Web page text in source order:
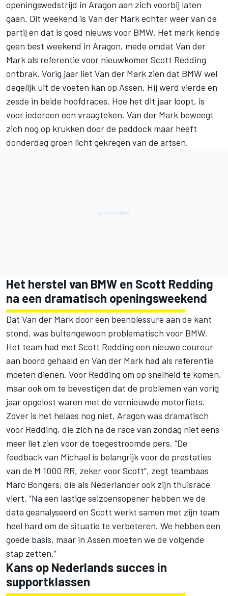
openingswedstrijd in Aragon aan zich voorbij laten
gaan. Dit weekend is Van der Mark echter weer van de
partij en dat is goed nieuws voor BMW. Het merk kende
geen best weekend in Aragon, mede omdat Van der
Mark als referentie voor nieuwkomerScott Redding
ontbrak. Vorig jaar liet Van der Mark zien dat BMW wel
degelijk uit de voeten kan op Assen. Hij werd vierde en
zesde in beide hoofdraces. Hoe het dit jaar loopt, is
voor iedereen een vraagteken. Van der Mark beweegt
zich nog op krukken door de paddock maar heeft
donderdag groen licht gekregen van de artsen.
Het herstel van BMW en Scott Redding
na een dramatisch openingsweekend
Dat Van der Mark door een beenblessure aan de kant
stond, was buitengewoon problematisch voor BMW.
Het team had met Scott Redding een nieuwe coureur
aan boord gehaald en Van der Mark had als referentie
moeten dienen. Voor Redding om op snelheid te komen,
maar ook om te bevestigen dat de problemen van vorig
jaar opgelost waren met de vernieuwde motorfiets.
Zover is het helaas nog niet. Aragon was dramatisch
voor Redding, die zich na de race van zondag niet eens
meer liet zien voor de toegestroomde pers. “De
feedback van Michael is belangrijk voor de prestaties
van de M 1000 RR, zeker voor Scott”, zegt teambaas
Marc Bongers, die als Nederlander ook zijn thuisrace
viert. “Na een lastige seizoensopener hebben we de
data geanalyseerd en Scott werkt samen met zijn team
heel hard om de situatie te verbeteren. We hebben een
goede basis, maar in Assen moeten we de volgende
stap zetten.”
Kans op Nederlands succes in
supportklassen